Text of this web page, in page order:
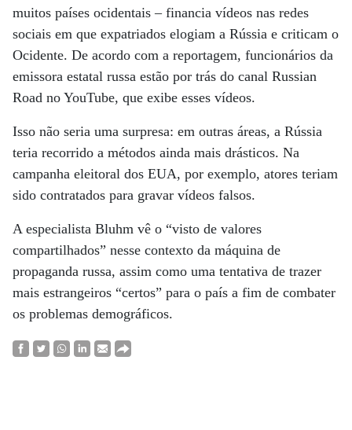
muitos países ocidentais – financia vídeos nas redes
sociais em que expatriados elogiam a Rússia e criticam o
Ocidente. De acordo com a reportagem, funcionários da
emissora estatal russa estão por trás do canal Russian
Road no YouTube, que exibe esses vídeos.
Isso não seria uma surpresa: em outras áreas, a Rússia
teria recorrido a métodos ainda mais drásticos. Na
campanha eleitoral dos EUA, por exemplo, atores teriam
sido contratados para gravar vídeos falsos.
A especialista Bluhm vê o “visto de valores
compartilhados” nesse contexto da máquina de
propaganda russa, assim como uma tentativa de trazer
mais estrangeiros “certos” para o país a fim de combater
os problemas demográficos.